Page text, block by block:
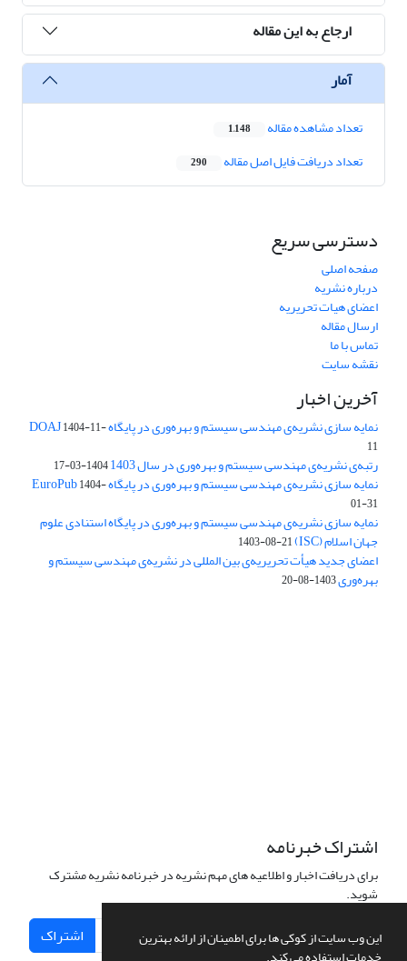
این وب سایت از کوکی ها برای اطمینان از ارائه بهترین
ارجاع به این مقاله
آمار
تعداد مشاهده مقاله 1,148
تعداد دریافت فایل اصل مقاله 290
دسترسی سریع
صفحه اصلی
درباره نشریه
اعضای هیات تحریریه
ارسال مقاله
تماس با ما
نقشه سایت
آخرین اخبار
نمایه سازی نشریه‌ی مهندسی سیستم و بهره‌وری در پایگاه DOAJ1404-11-
11
رتبه‌ی نشریه‌ی مهندسی سیستم و بهره‌وری در سال 1403 1404-03-17
نمایه سازی نشریه‌ی مهندسی سیستم و بهره‌وری در پایگاه EuroPub1404-
01-31
نمایه سازی نشریه‌ی مهندسی سیستم و بهره‌وری در پایگاه استنادی علوم
جهان اسلام (ISC) 1403-08-21
اعضای جدید هیأت تحریریه‌ی بین المللی در نشریه‌ی مهندسی سیستم و
بهره‌وری1403-08-20
اشتراک خبرنامه
برای دریافت اخبار و اطلاعیه های مهم نشریه در خبرنامه نشریه مشترک
شوید.
اشتراک